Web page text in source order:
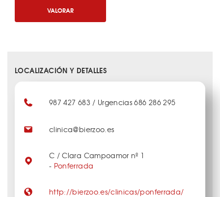
VALORAR
LOCALIZACIÓN Y DETALLES
987 427 683 / Urgencias 686 286 295
clinica@bierzoo.es
C / Clara Campoamor nº 1
- Ponferrada
http://bierzoo.es/clinicas/ponferrada/